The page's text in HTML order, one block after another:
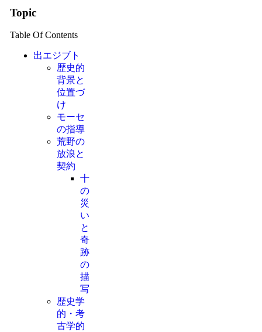
Topic
Table Of Contents
出エジブト
歴史的
背景と
位置づ
け
モーセ
の指導
荒野の
放浪と
契約
十
の
災
い
と
奇
跡
の
描
写
歴史学
的・考
古学的